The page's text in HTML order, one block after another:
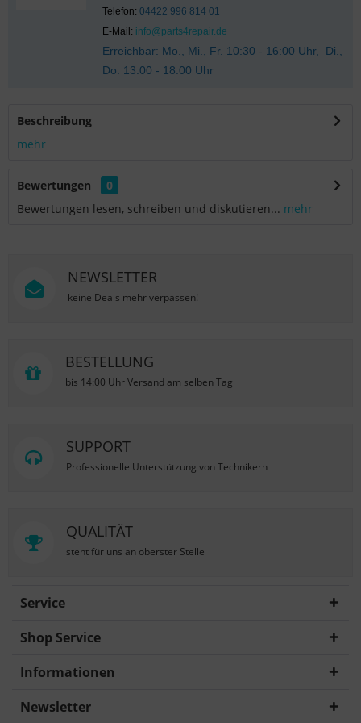
Telefon: 04422 996 814 01
E-Mail: info@parts4repair.de
Erreichbar: Mo., Mi., Fr. 10:30 - 16:00 Uhr, Di.,
Do. 13:00 - 18:00 Uhr
Beschreibung
mehr
Bewertungen
0
Bewertungen lesen, schreiben und diskutieren... mehr
NEWSLETTER
keine Deals mehr verpassen!
BESTELLUNG
bis 14:00 Uhr Versand am selben Tag
SUPPORT
Professionelle Unterstützung von Technikern
QUALITÄT
steht für uns an oberster Stelle
Service
Shop Service
Informationen
Newsletter